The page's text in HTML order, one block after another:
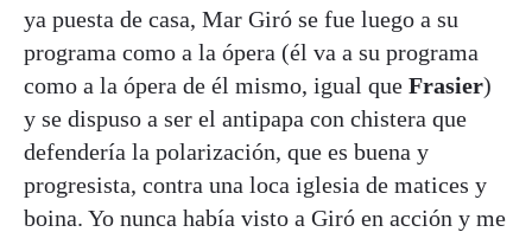
ya puesta de casa, Mar Giró se fue luego a su
programa como a la ópera (él va a su programa
como a la ópera de él mismo, igual que Frasier)
y se dispuso a ser el antipapa con chistera que
defendería la polarización, que es buena y
progresista, contra una loca iglesia de matices y
boina. Yo nunca había visto a Giró en acción y me